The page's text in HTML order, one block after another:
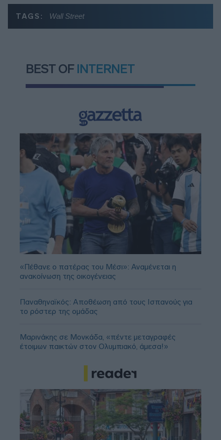
TAGS: Wall Street
BEST OF INTERNET
«Πέθανε ο πατέρας του Μέσι»: Αναμένεται η
ανακοίνωση της οικογένειας
Παναθηναϊκός: Αποθέωση από τους Ισπανούς για
το ρόστερ της ομάδας
Μαρινάκης σε Μονκάδα, «πέντε μεταγραφές
έτοιμων παικτών στον Ολυμπιακό, άμεσα!»